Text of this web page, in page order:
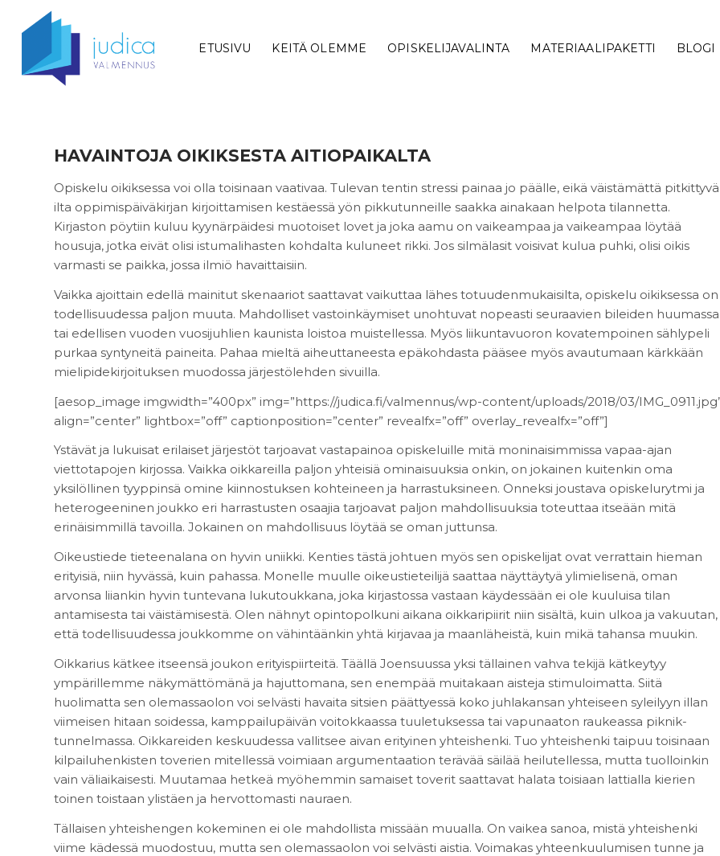
ETUSIVU KEITÄ OLEMME OPISKELIJAVALINTA MATERIAALIPAKETTI BLOGI
HAVAINTOJA OIKIKSESTA AITIOPAIKALTA
Opiskelu oikiksessa voi olla toisinaan vaativaa. Tulevan tentin stressi painaa jo päälle, eikä väistämättä pitkittyvä
ilta oppimispäiväkirjan kirjoittamisen kestäessä yön pikkutunneille saakka ainakaan helpota tilannetta.
Kirjaston pöytiin kuluu kyynärpäidesi muotoiset lovet ja joka aamu on vaikeampaa ja vaikeampaa löytää
housuja, jotka eivät olisi istumalihasten kohdalta kuluneet rikki. Jos silmälasit voisivat kulua puhki, olisi oikis
varmasti se paikka, jossa ilmiö havaittaisiin.
Vaikka ajoittain edellä mainitut skenaariot saattavat vaikuttaa lähes totuudenmukaisilta, opiskelu oikiksessa on
todellisuudessa paljon muuta. Mahdolliset vastoinkäymiset unohtuvat nopeasti seuraavien bileiden huumassa
tai edellisen vuoden vuosijuhlien kaunista loistoa muistellessa. Myös liikuntavuoron kovatempoinen sählypeli
purkaa syntyneitä paineita. Pahaa mieltä aiheuttaneesta epäkohdasta pääsee myös avautumaan kärkkään
mielipidekirjoituksen muodossa järjestölehden sivuilla.
[aesop_image imgwidth=”400px” img=”https://judica.fi/valmennus/wp-content/uploads/2018/03/
align=”center” lightbox=”off” captionposition=”center” revealfx=”off” overlay_revealfx=”off”]
Ystävät ja lukuisat erilaiset järjestöt tarjoavat vastapainoa opiskeluille mitä moninaisimmissa vapaa-ajan
viettotapojen kirjossa. Vaikka oikkareilla paljon yhteisiä ominaisuuksia onkin, on jokainen kuitenkin oma
yksilöllinen tyyppinsä omine kiinnostuksen kohteineen ja harrastuksineen. Onneksi joustava opiskelurytmi ja
heterogeeninen joukko eri harrastusten osaajia tarjoavat paljon mahdollisuuksia toteuttaa itseään mitä
erinäisimmillä tavoilla. Jokainen on mahdollisuus löytää se oman juttunsa.
Oikeustiede tieteenalana on hyvin uniikki. Kenties tästä johtuen myös sen opiskelijat ovat verrattain hieman
erityisiä, niin hyvässä, kuin pahassa. Monelle muulle oikeustieteilijä saattaa näyttäytyä ylimielisenä, oman
arvonsa liiankin hyvin tuntevana lukutoukkana, joka kirjastossa vastaan käydessään ei ole kuuluisa tilan
antamisesta tai väistämisestä. Olen nähnyt opintopolkuni aikana oikkaripiirit niin sisältä, kuin ulkoa ja vakuutan,
että todellisuudessa joukkomme on vähintäänkin yhtä kirjavaa ja maanläheistä, kuin mikä tahansa muukin.
Oikkarius kätkee itseensä joukon erityispiirteitä. Täällä Joensuussa yksi tällainen vahva tekijä kätkeytyy
ympärillemme näkymättömänä ja hajuttomana, sen enempää muitakaan aisteja stimuloimatta. Siitä
huolimatta sen olemassaolon voi selvästi havaita sitsien päättyessä koko juhlakansan yhteiseen syleilyyn illan
viimeisen hitaan soidessa, kamppailupäivän voitokkaassa tuuletuksessa tai vapunaaton raukeassa piknik-
tunnelmassa. Oikkareiden keskuudessa vallitsee aivan erityinen yhteishenki. Tuo yhteishenki taipuu toisinaan
kilpailuhenkisten toverien mitellessä voimiaan argumentaation terävää säilää heilutellessa, mutta tuolloinkin
vain väliaikaisesti. Muutamaa hetkeä myöhemmin samaiset toverit saattavat halata toisiaan lattialla kierien
toinen toistaan ylistäen ja hervottomasti nauraen.
Tällaisen yhteishengen kokeminen ei ole mahdollista missään muualla. On vaikea sanoa, mistä yhteishenki
viime kädessä muodostuu, mutta sen olemassaolon voi selvästi aistia. Voimakas yhteenkuulumisen tunne ja